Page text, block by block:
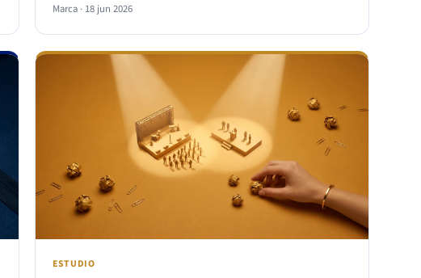
valida la legibilidad en todos tus soportes, comprueba la
licencia comercial y asegúrate de ser distinto a tu
competencia. La fuente es lo último; la estrategia es lo
Marca · 18 jun 2026
ESTUDIO